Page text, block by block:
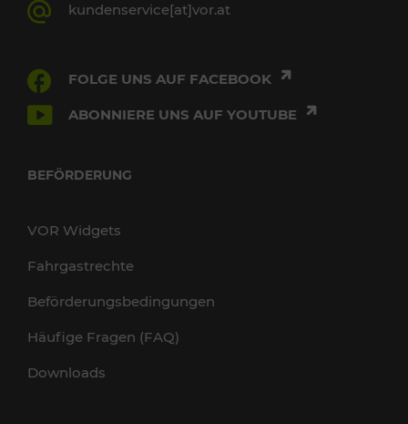
kundenservice[at]vor.at
FOLGE UNS AUF FACEBOOK
ABONNIERE UNS AUF YOUTUBE
BEFÖRDERUNG
VOR Widgets
Fahrgastrechte
Beförderungsbedingungen
Häufige Fragen (FAQ)
Downloads